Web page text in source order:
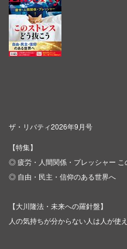
ザ・リバティ2026年9月号
【特集】
◎ 疲労・人間関係・プレッシャー こ
◎ 自由・民主・信仰のある世界へ
【大川隆法・未来への羅針盤】
人の気持ちが分からない人は人が使